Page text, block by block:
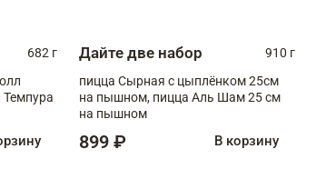
682 г
Темпура
Дайте две набор
910 г
пицца Сырная с цыплёнком 25см
на пышном, пицца Аль Шам 25 см
на пышном
899 ₽ В корзину